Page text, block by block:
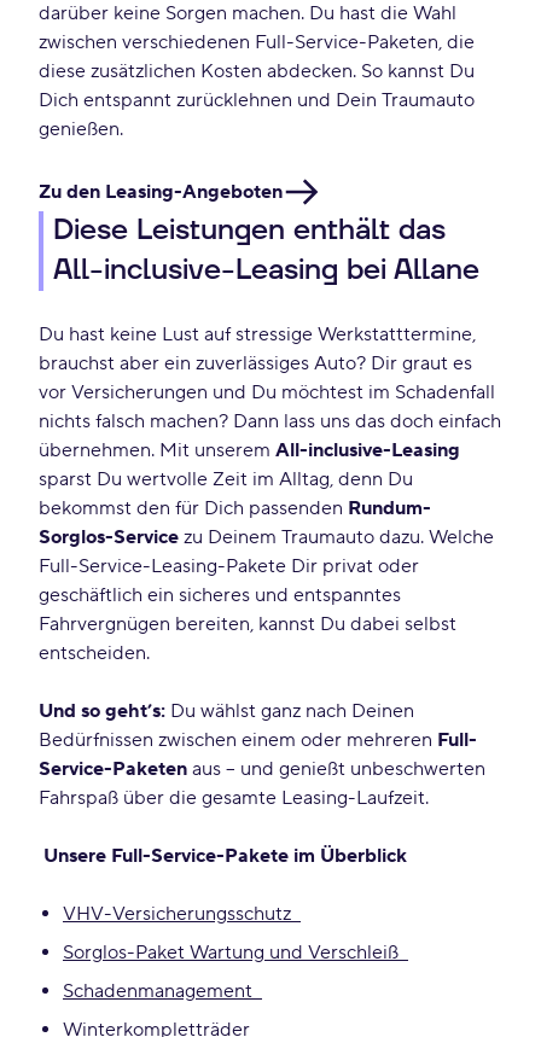
darüber keine Sorgen machen. Du hast die Wahl
zwischen verschiedenen Full-Service-Paketen, die
diese zusätzlichen Kosten abdecken. So kannst Du
Dich entspannt zurücklehnen und Dein Traumauto
genießen.
Zu den Leasing-Angeboten
Diese Leistungen enthält das
All-inclusive-Leasing bei Allane
Du hast keine Lust auf stressige Werkstatttermine,
brauchst aber ein zuverlässiges Auto? Dir graut es
vor Versicherungen und Du möchtest im Schadenfall
nichts falsch machen? Dann lass uns das doch einfach
übernehmen. Mit unserem All-inclusive-Leasing
sparst Du wertvolle Zeit im Alltag, denn Du
bekommst den für Dich passenden Rundum-
Sorglos-Service zu Deinem Traumauto dazu. Welche
Full-Service-Leasing-Pakete Dir privat oder
geschäftlich ein sicheres und entspanntes
Fahrvergnügen bereiten, kannst Du dabei selbst
entscheiden.
Und so geht’s: Du wählst ganz nach Deinen
Bedürfnissen zwischen einem oder mehreren Full-
Service-Paketen aus – und genießt unbeschwerten
Fahrspaß über die gesamte Leasing-Laufzeit.
Unsere Full-Service-Pakete im Überblick
VHV-Versicherungsschutz
Sorglos-Paket Wartung und Verschleiß
Schadenmanagement
Winterkompletträder